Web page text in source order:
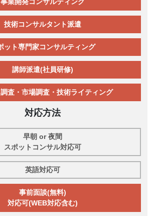
技術コンサルタント派遣
ット専門家コンサルティング
講師派遣(社員研修)
査・市場調査・技術ライティング
対応方法
早朝 or 夜間
スポットコンサル対応可
英語対応可
事前面談(無料)
対応可(WEB対応含む)